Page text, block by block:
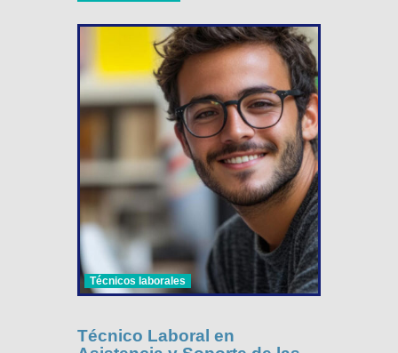
Técnicos laborales
Técnico Laboral en